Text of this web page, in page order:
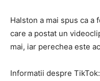
Halston a mai spus ca a
care a postat un
mai, iar perechea este
Informatii despre